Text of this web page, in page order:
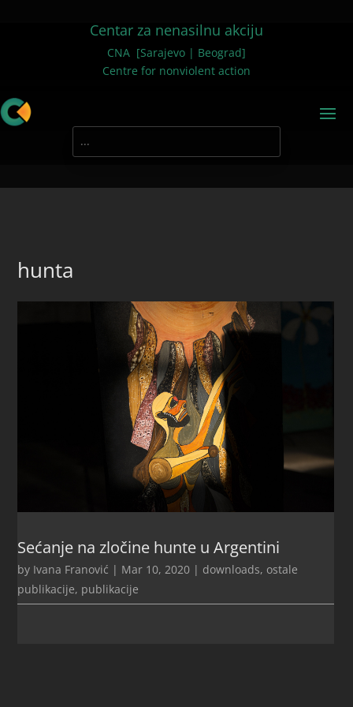
Centar za nenasilnu akciju
CNA [Sarajevo | Beograd]
Centre for nonviolent action
hunta
Sećanje na zločine hunte u Argentini
by Ivana Franović | Mar 10, 2020 | downloads, ostale
publikacije, publikacije